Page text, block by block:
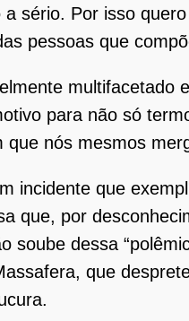
sério. Por isso
pessoas que
para não só
que nós mesmos
incidente que
que, por
soube dessa
que